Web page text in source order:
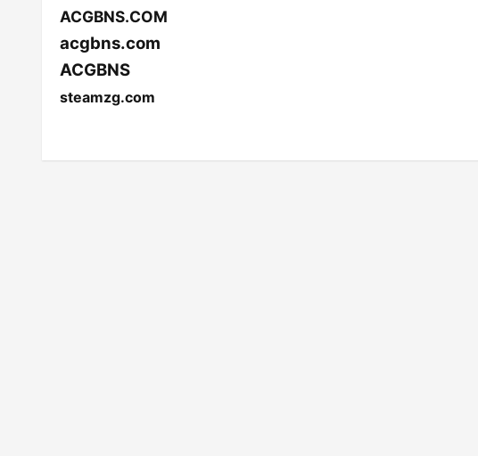
ACGBNS.COM
acgbns.com
ACGBNS
steamzg.com